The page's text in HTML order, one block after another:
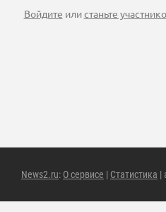
Войдите илистаньте
News2.ru: О сервисе | Статистика |